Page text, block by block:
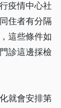
疫情中心社
住者有分隔
這些條件如
診這邊採檢
就會安排第